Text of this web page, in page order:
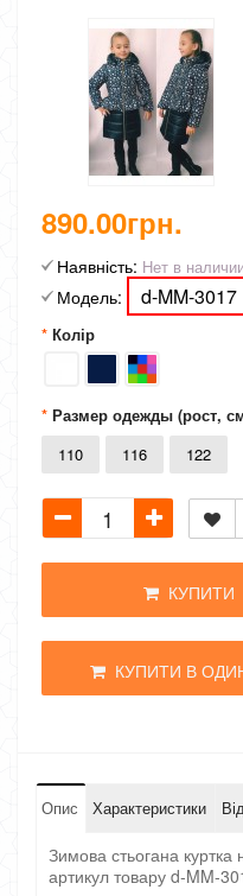
890.00грн.
Наявність: Нет в
Модель: d-MM-3017
Колір
Размер одежды (рост,
110
116 122
КУПИТИ
КУПИТИ В
Опис Характеристики
Зимова стьогана куртка
артикул товару d-MM-